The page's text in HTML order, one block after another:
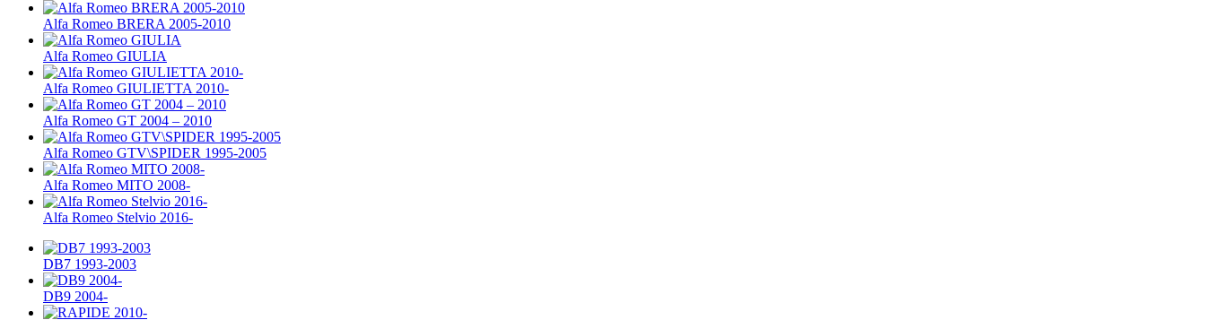
Alfa Romeo BRERA 2005-2010
Alfa Romeo GIULIA
Alfa Romeo GIULIETTA 2010-
Alfa Romeo GT 2004 – 2010
Alfa Romeo GTV\SPIDER 1995-2005
Alfa Romeo MITO 2008-
Alfa Romeo Stelvio 2016-
DB7 1993-2003
DB9 2004-